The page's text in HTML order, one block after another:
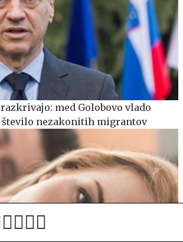
med Golobovo vlado
nezakonitih migrantov